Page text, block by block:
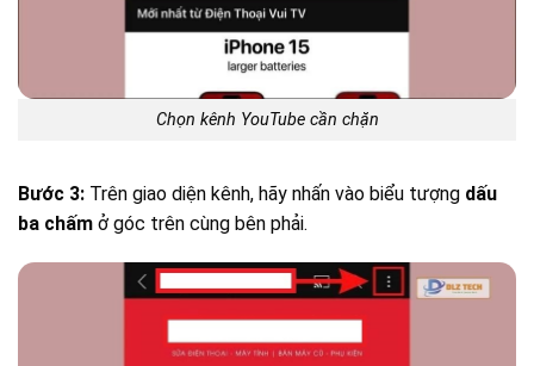
Chọn kênh YouTube cần chặn
Bước 3: Trên giao diện kênh, hãy nhấn vào biểu tượng dấu
ba chấm ở góc trên cùng bên phải.